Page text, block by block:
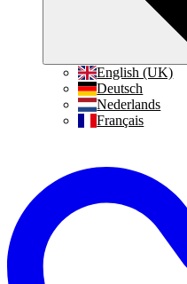
English (UK)
Deutsch
Nederlands
Français